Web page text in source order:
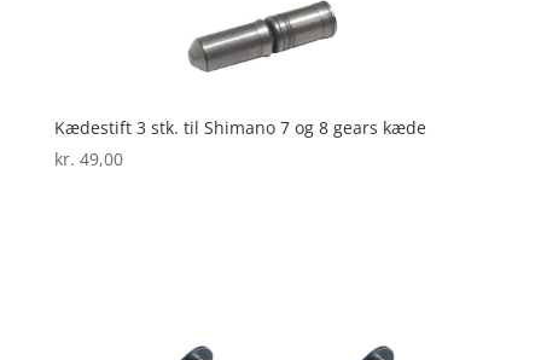
Kædestift 3 stk. til Shimano 7 og 8 gears kæde
kr. 49,00